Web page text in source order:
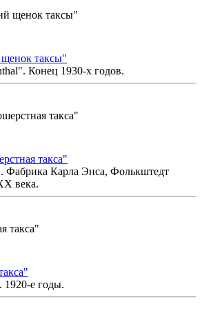
таксы"
Конец 1930-х годов.
такса"
Фабрика Карла Энса, Фолькштедт
века.
е годы.